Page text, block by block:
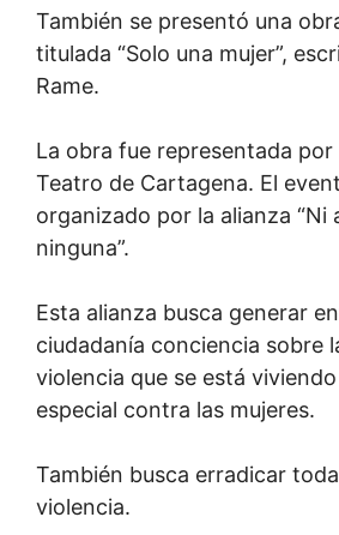
También se presentó una
titulada “Solo una mujer”,
Rame.
La obra fue representada por
Teatro de Cartagena. El
organizado por la alianza “Ni
ninguna”.
Esta alianza busca generar
ciudadanía conciencia sobre
violencia que se está
especial contra las mujeres.
También busca erradicar
violencia.